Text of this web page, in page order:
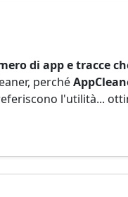
di app e tracce
perché
l'utilità...